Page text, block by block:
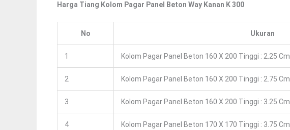
Harga Tiang Kolom Pagar Panel Beton Way Kanan K 300
No Ukuran
1 Kolom Pagar Panel Beton 160 X 200 Tinggi : 2.25 Cm
2 Kolom Pagar Panel Beton 160 X 200 Tinggi : 2.75 Cm
3 Kolom Pagar Panel Beton 160 X 200 Tinggi : 3.25 Cm
4 Kolom Pagar Panel Beton 170 X 170 Tinggi : 3.75 Cm